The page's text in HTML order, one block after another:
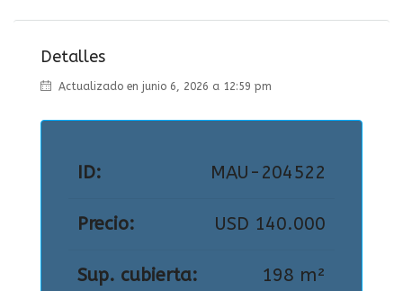
Detalles
Actualizado en junio 6, 2026 a 12:59 pm
ID: MAU-204522
Precio: USD 140.000
Sup. cubierta: 198 m²